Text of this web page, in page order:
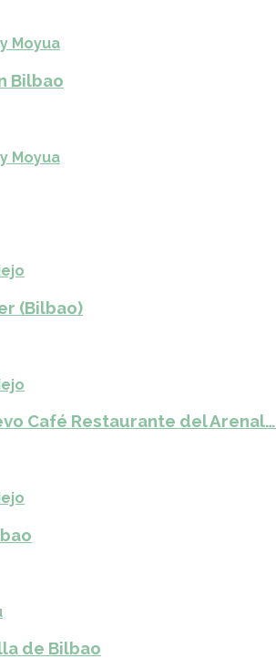
Moyua
Bilbao
Moyua
(Bilbao)
Café Restaurante del Arenal…
de Bilbao